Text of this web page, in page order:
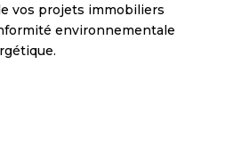
vos projets immobiliers
environnementale